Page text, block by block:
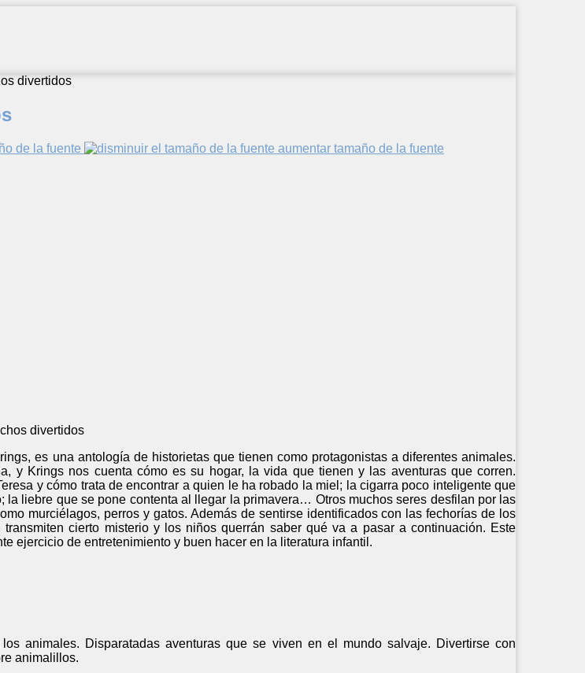
divertidos
de la fuente aumentar tamaño de la fuente
divertidos
es una antología de historietas que tienen como protagonistas a diferentes animales.
y Krings nos cuenta cómo es su hogar, la vida que tienen y las aventuras que corren.
y cómo trata de encontrar a quien le ha robado la miel; la cigarra poco inteligente que
la liebre que se pone contenta al llegar la primavera… Otros muchos seres desfilan por las
murciélagos, perros y gatos. Además de sentirse identificados con las fechorías de los
cierto misterio y los niños querrán saber qué va a pasar a continuación. Este
ejercicio de entretenimiento y buen hacer en la literatura infantil.
animales. Disparatadas aventuras que se viven en el mundo salvaje. Divertirse con
animalillos.